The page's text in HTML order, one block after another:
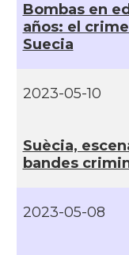
Bombas en
años: el
Suecia
2023-05-10
Suècia,
bandes
2023-05-08